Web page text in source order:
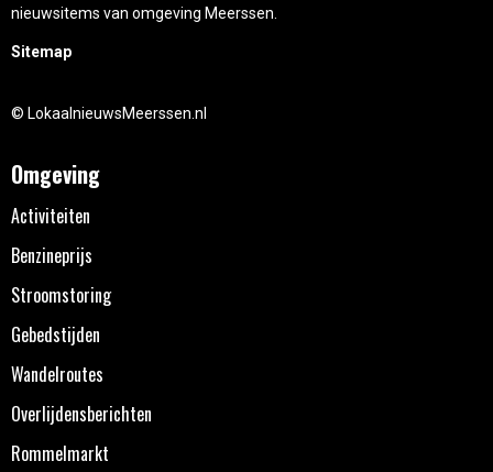
nieuwsitems van omgeving Meerssen.
Sitemap
© LokaalnieuwsMeerssen.nl
Omgeving
Activiteiten
Benzineprijs
Stroomstoring
Gebedstijden
Wandelroutes
Overlijdensberichten
Rommelmarkt